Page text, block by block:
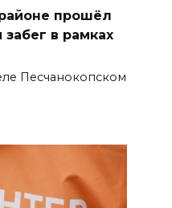
более
профессии
для 17
кампания
прошёл
в рамках
Песчанокопском